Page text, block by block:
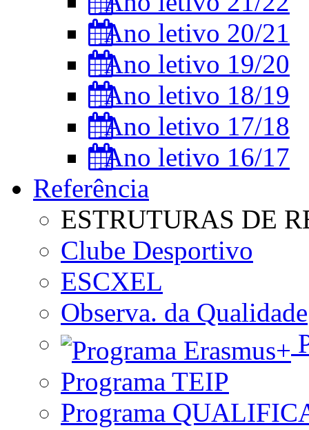
Ano letivo 20/21
Ano letivo 19/20
Ano letivo 18/19
Ano letivo 17/18
Ano letivo 16/17
Referência
ESTRUTURAS DE
Clube Desportivo
ESCXEL
Observa. da Qualidade
Programa TEIP
Programa